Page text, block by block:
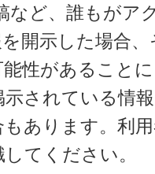
など、誰もがア
開示した場合
性があること
示されている情
あります。利
てください。